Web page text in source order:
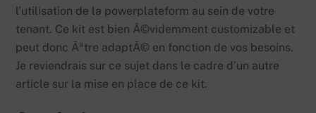
l’utilisation de la powerplateform au sein de votre
tenant. Ce kit est bien Ã©videmment customizable et
peut donc Ãªtre adaptÃ© en fonction de vos besoins.
Je reviendrais sur ce sujet dans le cadre d’un autre
article sur la mise en place de ce kit.